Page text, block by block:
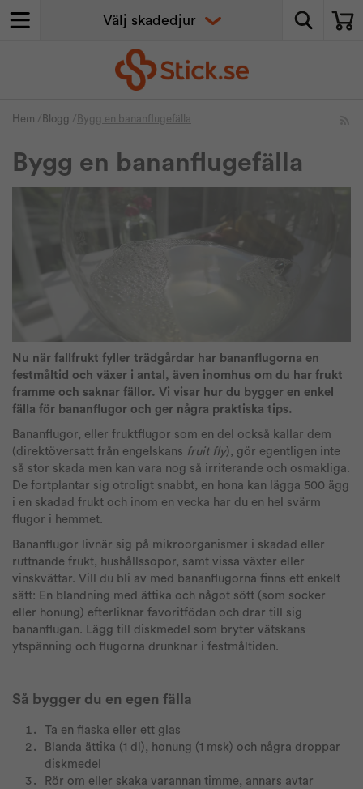
Hem / Blogg / Bygg en bananflugefälla
Bygg en bananflugefälla
Nu när fallfrukt fyller trädgårdar har bananflugorna en
festmåltid och växer i antal, även inomhus om du har frukt
framme och saknar fällor. Vi visar hur du bygger en enkel
fälla för bananflugor och ger några praktiska tips.
Bananflugor, eller fruktflugor som en del också kallar dem
(direktöversatt från engelskans fruit fly), gör egentligen inte
så stor skada men kan vara nog så irriterande och osmakliga.
De fortplantar sig otroligt snabbt, en hona kan lägga 500 ägg
i en skadad frukt och inom en vecka har du en hel svärm
flugor i hemmet.
Bananflugor livnär sig på mikroorganismer i skadad eller
ruttnande frukt, hushållssopor, samt vissa växter eller
vinskvättar. Vill du bli av med bananflugorna finns ett enkelt
sätt: En blandning med ättika och något sött (som socker
eller honung) efterliknar favoritfödan och drar till sig
bananflugan. Lägg till diskmedel som bryter vätskans
ytspänning och flugorna drunknar i festmåltiden.
Så bygger du en egen fälla
Ta en flaska eller ett glas
Blanda ättika (1 dl), honung (1 msk) och några droppar
diskmedel
Rör om eller skaka varannan timme, annars avtar